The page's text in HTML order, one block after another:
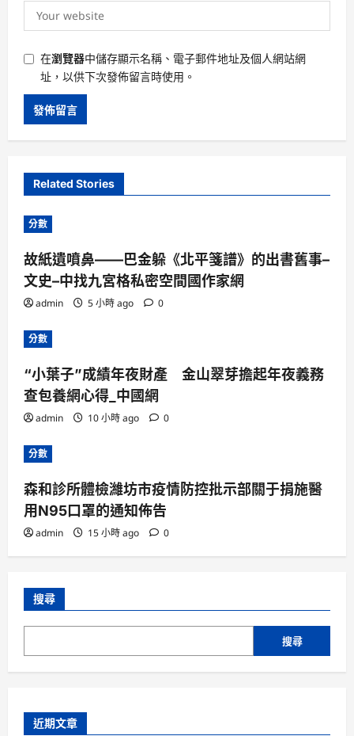
在瀏覽器中儲存顯示名稱、電子郵件地址及個人網站網
址，以供下次發佈留言時使用。
Related Stories
分數
故紙遺噴鼻——巴金躲《北平箋譜》的出書舊事–
文史–中找九宮格私密空間國作家網
admin 5 小時 ago 0
分數
“小葉子”成績年夜財產 金山翠芽擔起年夜義務
查包養網心得_中國網
admin 10 小時 ago 0
分數
森和診所體檢濰坊市疫情防控批示部關于捐施醫
用N95口罩的通知佈告
admin 15 小時 ago 0
搜尋
搜尋
近期文章